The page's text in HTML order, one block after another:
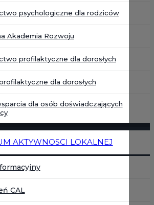
psychologiczne dla rodziców
Akademia Rozwoju
profilaktyczne dla dorosłych
dla dorosłych
dla osób doświadczających
AKTYWNOSCI LOKALNEJ
CAL